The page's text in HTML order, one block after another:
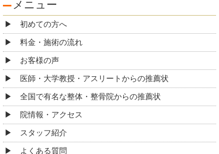
メニュー
初めての方へ
料金・施術の流れ
お客様の声
医師・大学教授・アスリートからの推薦状
全国で有名な整体・整骨院からの推薦状
院情報・アクセス
スタッフ紹介
よくある質問